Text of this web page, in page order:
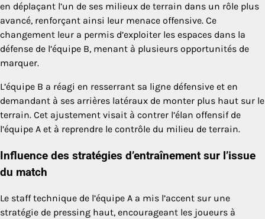
en déplaçant l’un de ses milieux de terrain dans un rôle plus
avancé, renforçant ainsi leur menace offensive. Ce
changement leur a permis d’exploiter les espaces dans la
défense de l’équipe B, menant à plusieurs opportunités de
marquer.
L’équipe B a réagi en resserrant sa ligne défensive et en
demandant à ses arrières latéraux de monter plus haut sur le
terrain. Cet ajustement visait à contrer l’élan offensif de
l’équipe A et à reprendre le contrôle du milieu de terrain.
Influence des stratégies d’entraînement sur l’issue
du match
Le staff technique de l’équipe A a mis l’accent sur une
stratégie de pressing haut, encourageant les joueurs à